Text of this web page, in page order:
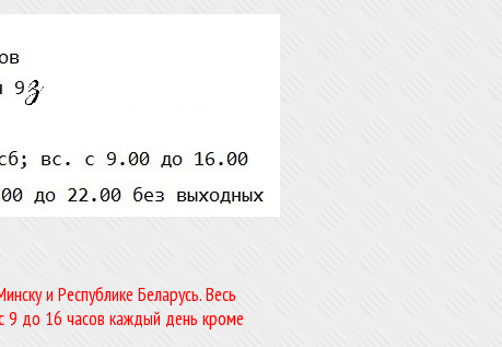
и Республике Беларусь. Весь
9 до 16 часов каждый день кроме